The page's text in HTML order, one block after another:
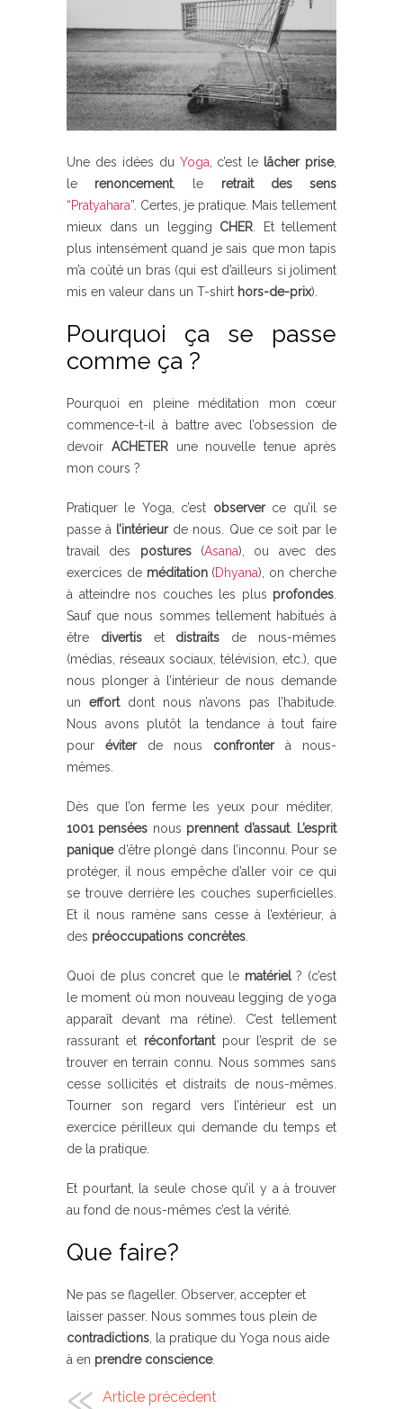
Une des idées du Yoga c’est le lâcher prise,
le renoncement, le retrait des sens
“Pratyahara” . Certes, je pratique. Mais tellement
mieux dans un legging CHER . Et tellement
plus intensément quand je sais que mon tapis
m’a coûté un bras (qui est d’ailleurs si joliment
mis en valeur dans un T-shirt hors-de-prix).
Pourquoi ça se passe
comme ça ?
Pourquoi en pleine méditation mon cœur
commence-t-il à battre avec l’obsession de
devoir ACHETERune nouvelle tenue après
mon cours ?
Pratiquer le Yoga, c’est observerce qu’il se
passe à l’intérieurde nous. Que ce soit par le
travail des postures(Asana) , ou avec des
exercices de méditation(Dhyana) , on cherche
à atteindre nos couches les plus profondes
Sauf que nous sommes tellement habitués à
être divertiset distraits de nous-mêmes
(médias, réseaux sociaux, télévision, etc.), que
nous plonger à l’intérieur de nous demande
un effortdont nous n’avons pas l’habitude.
Nous avons plutôt la tendance à tout faire
pour éviterde nous confronterà nous-
mêmes.
Dès que l’on ferme les yeux pour méditer,
1001 pensées nous prennent d’assaut. L’esprit
paniqued’être plongé dans l’inconnu. Pour se
protéger, il nous empêche d’aller voir ce qui
se trouve derrière les couches superficielles.
Et il nous ramène sans cesse à l’extérieur, à
des préoccupations concrètes
Quoi de plus concret que le matériel? (c’est
le moment où mon nouveau legging de yoga
apparaît devant ma rétine). C’est tellement
rassurant et réconfortantpour l’esprit de se
trouver en terrain connu. Nous sommes sans
cesse sollicités et distraits de nous-mêmes.
Tourner son regard vers l’intérieur est un
exercice périlleux qui demande du temps et
de la pratique.
Et pourtant, la seule chose qu’il y a à trouver
au fond de nous-mêmes c’est la vérité.
Que faire?
Ne pas se flageller. Observer, accepter et
laisser passer. Nous sommes tous plein de
contradictions , la pratique du Yoga nous aide
à en prendre conscience.
Article précédent